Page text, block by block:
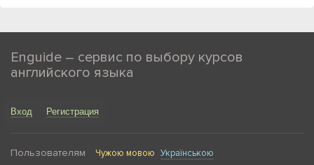
Enguide – сервис по выбору курсов
английского языка
Вход Регистрация
Пользователям Чужою мовою Українською